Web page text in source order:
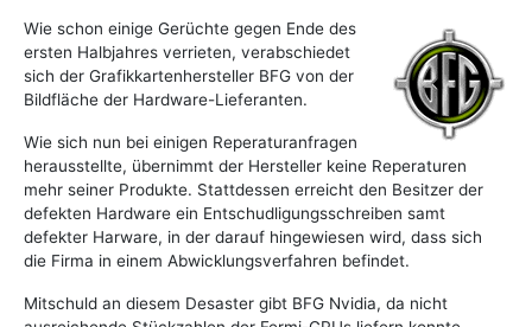
Wie schon einige Gerüchte gegen Ende des
ersten Halbjahres verrieten, verabschiedet
sich der Grafikkartenhersteller BFG von der
Bildfläche der Hardware-Lieferanten.
Wie sich nun bei einigen Reperaturanfragen
herausstellte, übernimmt der Hersteller keine Reperaturen
mehr seiner Produkte. Stattdessen erreicht den Besitzer der
defekten Hardware ein Entschudligungsschreiben samt
defekter Harware, in der darauf hingewiesen wird, dass sich
die Firma in einem Abwicklungsverfahren befindet.
Mitschuld an diesem Desaster gibt BFG Nvidia, da nicht